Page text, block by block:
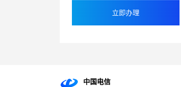
立即办理
中国电信